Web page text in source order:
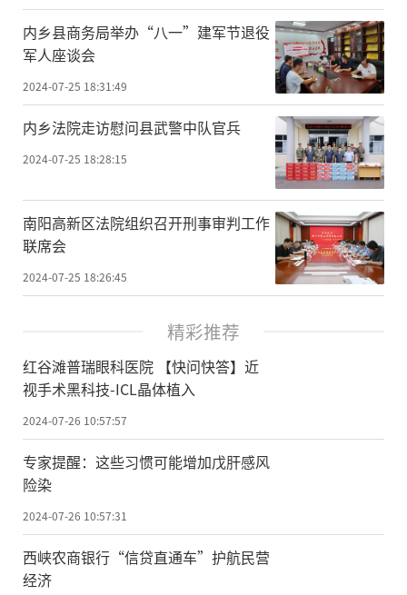
内乡县商务局举办“八一”建军节退役
军人座谈会
2024-07-25 18:31:49
内乡法院走访慰问县武警中队官兵
2024-07-25 18:28:15
南阳高新区法院组织召开刑事审判工作
联席会
2024-07-25 18:26:45
精彩推荐
红谷滩普瑞眼科医院 【快问快答】近
视手术黑科技-ICL晶体植入
2024-07-26 10:57:57
专家提醒：这些习惯可能增加戊肝感风
险染
2024-07-26 10:57:31
西峡农商银行“信贷直通车”护航民营
经济